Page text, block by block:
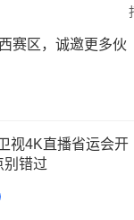
赛区，诚邀更多伙
视4K直播省运会开
别错过